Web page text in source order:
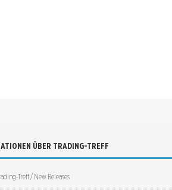
ÜBER TRADING-TREFF
Treff / New Releases